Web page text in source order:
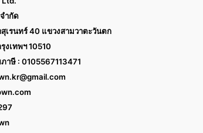
ำกัด
เรนทร์ 40 แขวงสามวาตะวันตก
งเทพฯ 10510
าษี : 0105567113471